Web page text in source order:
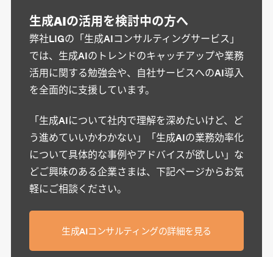
生成AIの活用を検討中の方へ
弊社LIGの「生成AIコンサルティングサービス」
では、生成AIのトレンドのキャッチアップや業務
活用に関する勉強会や、自社サービスへのAI導入
を全面的に支援しています。
「生成AIについて社内で理解を深めたいけど、ど
う進めていいかわかない」「生成AIの業務効率化
について具体的な事例やアドバイスが欲しい」な
どご興味のある企業さまは、下記ページからお気
軽にご相談ください。
生成AIコンサルティングの詳細を見る